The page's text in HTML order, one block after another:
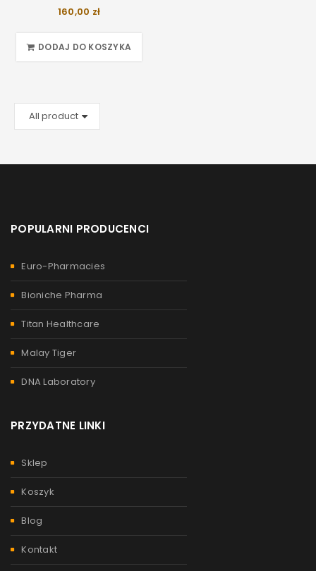
160,00 zł
DODAJ DO KOSZYKA
POPULARNI PRODUCENCI
Euro-Pharmacies
Bioniche Pharma
Titan Healthcare
Malay Tiger
DNA Laboratory
PRZYDATNE LINKI
Sklep
Koszyk
Blog
Kontakt